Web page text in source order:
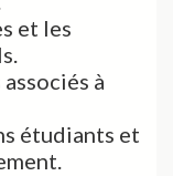
et les
à
étudiants et